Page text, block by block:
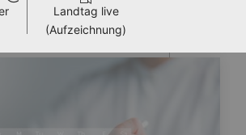
Landtag live
(Aufzeichnung)